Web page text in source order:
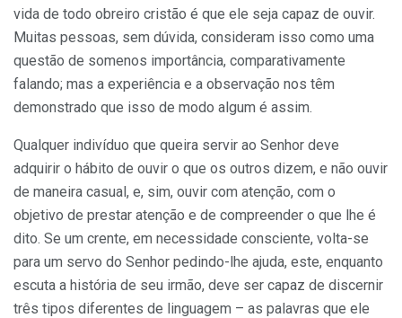
vida de todo obreiro cristão é que ele seja capaz de ouvir.
Muitas pessoas, sem dúvida, consideram isso como uma
questão de somenos importância, comparativamente
falando; mas a experiência e a observação nos têm
demonstrado que isso de modo algum é assim.
Qualquer indivíduo que queira servir ao Senhor deve
adquirir o hábito de ouvir o que os outros dizem, e não ouvir
de maneira casual, e, sim, ouvir com atenção, com o
objetivo de prestar atenção e de compreender o que lhe é
dito. Se um crente, em necessidade cons­ciente, volta-se
para um servo do Senhor pedindo-lhe ajuda, este, enquanto
escuta a história de seu irmão, deve ser capaz de discernir
três tipos diferentes de linguagem – as palavras que ele